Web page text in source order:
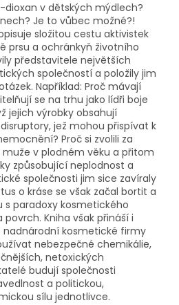
dioxan v dětských mýdlech?
Je to vůbec možné?!
složitou cestu aktivistek
prsu a ochránkyň životního
představitele největších
společností a položily jim
Například: Proč mávají
se na trhu jako lídři boje
jejich výrobky obsahují
jež mohou přispívat k
Proč si zvolili za
v plodném věku a přitom
způsobující neplodnost a
společnosti jim sice zavíraly
o kráse se však začal bortit a
paradoxy kosmetického
Kniha však přináší i
nadnárodní kosmetické firmy
nebezpečné chemikálie,
netoxických
budují společnosti
a politickou,
sílu jednotlivce.